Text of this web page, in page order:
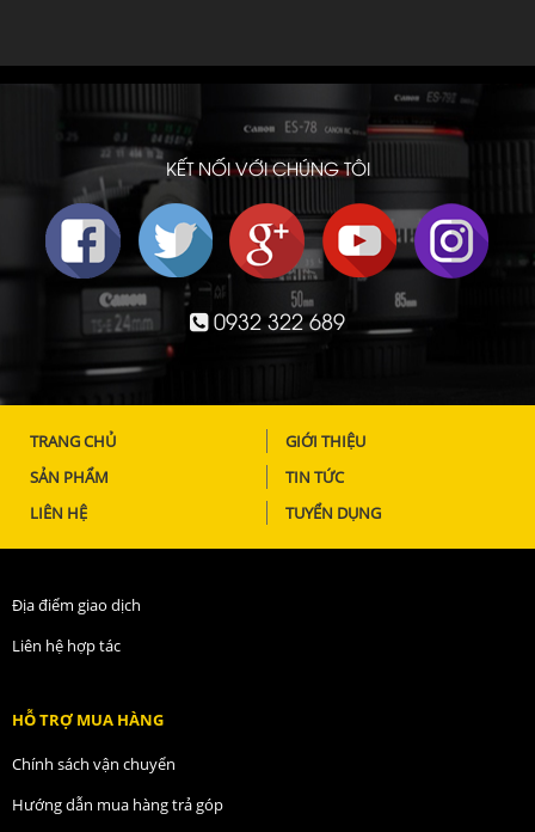
KẾT NỐI VỚI CHÚNG TÔI
0932 322 689
TRANG CHỦ
GIỚI THIỆU
SẢN PHẨM
TIN TỨC
LIÊN HỆ
TUYỂN DỤNG
Địa điểm giao dịch
Liên hệ hợp tác
HỖ TRỢ MUA HÀNG
Chính sách vận chuyển
Hướng dẫn mua hàng trả góp